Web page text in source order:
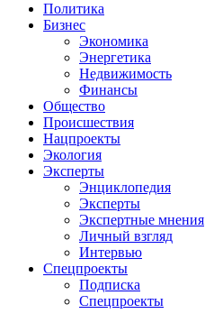
Политика
Бизнес
Экономика
Энергетика
Недвижимость
Финансы
Общество
Происшествия
Нацпроекты
Экология
Эксперты
Энциклопедия
Эксперты
Экспертные мнения
Личный взгляд
Интервью
Спецпроекты
Подписка
Спецпроекты